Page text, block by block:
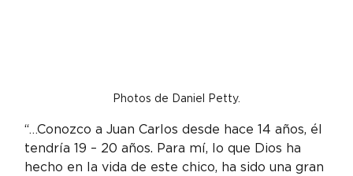
Photos de Daniel Petty.
“…Conozco a Juan Carlos desde hace 14 años, él
tendría 19 – 20 años. Para mí, lo que Dios ha
hecho en la vida de este chico, ha sido una gran